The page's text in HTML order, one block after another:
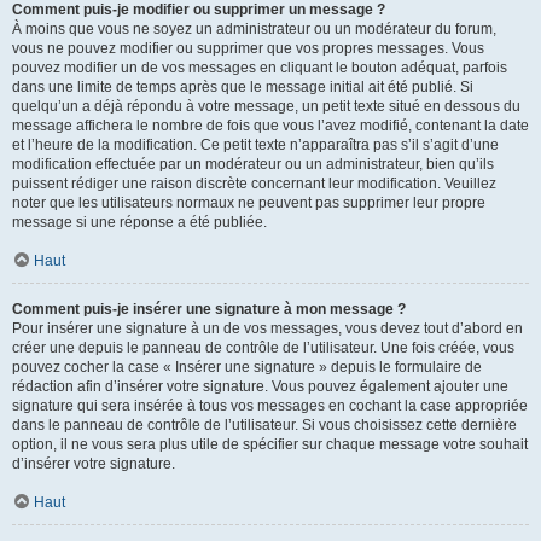
Comment puis-je modifier ou supprimer un message ?
À moins que vous ne soyez un administrateur ou un modérateur du forum,
vous ne pouvez modifier ou supprimer que vos propres messages. Vous
pouvez modifier un de vos messages en cliquant le bouton adéquat, parfois
dans une limite de temps après que le message initial ait été publié. Si
quelqu’un a déjà répondu à votre message, un petit texte situé en dessous du
message affichera le nombre de fois que vous l’avez modifié, contenant la date
et l’heure de la modification. Ce petit texte n’apparaîtra pas s’il s’agit d’une
modification effectuée par un modérateur ou un administrateur, bien qu’ils
puissent rédiger une raison discrète concernant leur modification. Veuillez
noter que les utilisateurs normaux ne peuvent pas supprimer leur propre
message si une réponse a été publiée.
Haut
Comment puis-je insérer une signature à mon message ?
Pour insérer une signature à un de vos messages, vous devez tout d’abord en
créer une depuis le panneau de contrôle de l’utilisateur. Une fois créée, vous
pouvez cocher la case « Insérer une signature » depuis le formulaire de
rédaction afin d’insérer votre signature. Vous pouvez également ajouter une
signature qui sera insérée à tous vos messages en cochant la case appropriée
dans le panneau de contrôle de l’utilisateur. Si vous choisissez cette dernière
option, il ne vous sera plus utile de spécifier sur chaque message votre souhait
d’insérer votre signature.
Haut